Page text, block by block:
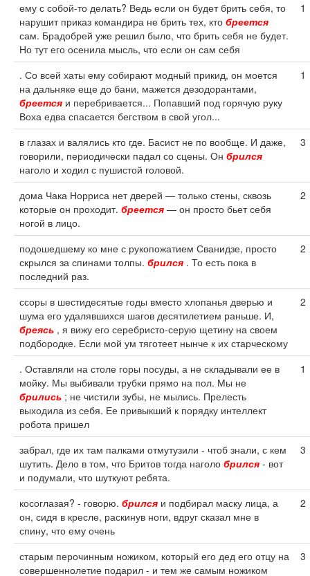
ему с собой-то делать? Ведь если он будет брить себя, то
нарушит приказ командира не брить тех, кто бреется
сам. Брадобрей уже решил было, что брить себя не будет.
Но тут его осенила мысль, что если он сам себя
1
. Со всей хаты ему собирают модный прикид, он моется
на дальняке еще до бани, мажется дезодорантами,
бреется и перебривается... Попавший под горячую руку
Воха едва спасается бегством в свой угол...
1
в глазах и валялись кто где. Басист не по вообще. И даже,
говорили, периодически падал со сцены. Он брился
наголо и ходил с пушистой головой.
3
дома Чака Норриса нет дверей — только стены, сквозь
которые он проходит. бреется — он просто бьет себя
ногой в лицо.
2
подошедшему ко мне с рукопожатием Сванидзе, просто
скрылся за спинами толпы. брился . То есть пока в
последний раз.
2
ссоры в шестидесятые годы вместо хлопанья дверью и
шума его удалявшихся шагов десятилетием раньше. И,
бреясь , я вижу его серебристо-серую щетину на своем
подбородке. Если мой ум тяготеет нынче к их старческому
2
. Оставляли на столе горы посуды, а не складывали ее в
мойку. Мы выбивали трубки прямо на пол. Мы не
брились ; не чистили зубы, не мылись. Прелесть
выходила из себя. Ее привыкший к порядку интеллект
робота пришел
1
забрал, где их там палками отмутузили - чтоб знали, с кем
шутить. Дело в том, что Бритов тогда наголо брился - вот
и подумали, что шуткуют ребята.
3
косоглазая? - говорю. брился и подбирал маску лица, а
он, сидя в кресле, раскинув ноги, вдруг сказал мне в
спину, что ему очень
2
старым перочинным ножиком, который его дед его отцу на
совершеннолетие подарил - и тем же самым ножиком
3